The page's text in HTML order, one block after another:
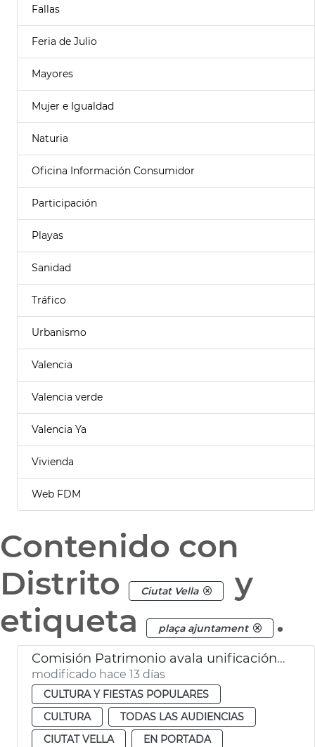
Fallas
Feria de Julio
Mayores
Mujer e Igualdad
Naturia
Oficina Información Consumidor
Participación
Playas
Sanidad
Tráfico
Urbanismo
Valencia
Valencia verde
Valencia Ya
Vivienda
Web FDM
Contenido con
Distrito
Ciutat Vella
y
etiqueta
plaça ajuntament .
Comisión Patrimonio avala unificación estética terrazas plaza Ayuntamiento València
modificado hace 13 días
CULTURA Y FIESTAS POPULARES
CULTURA
TODAS LAS AUDIENCIAS
CIUTAT VELLA
EN PORTADA